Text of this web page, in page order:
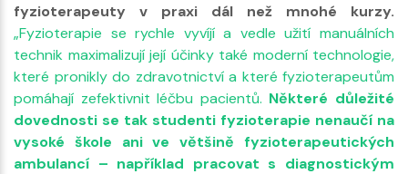
fyzioterapeuty v praxi dál než mnohé kurzy.
„Fyzioterapie se rychle vyvíjí a vedle užití manuálních
technik maximalizují její účinky také moderní technologie,
které pronikly do zdravotnictví a které fyzioterapeutům
pomáhají zefektivnit léčbu pacientů. Některé důležité
dovednosti se tak studenti fyzioterapie nenaučí na
vysoké škole ani ve většině fyzioterapeutických
ambulancí – například pracovat s diagnostickým